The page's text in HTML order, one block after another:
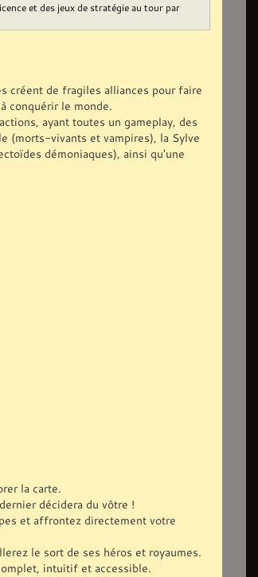
et des jeux de stratégie au tour par
créent de fragiles alliances pour faire
conquérir le monde.
ayant toutes un gameplay, des
(morts-vivants et vampires), la Sylve
démoniaques), ainsi qu'une
la carte.
décidera du vôtre !
et affrontez directement votre
le sort de ses héros et royaumes.
intuitif et accessible.